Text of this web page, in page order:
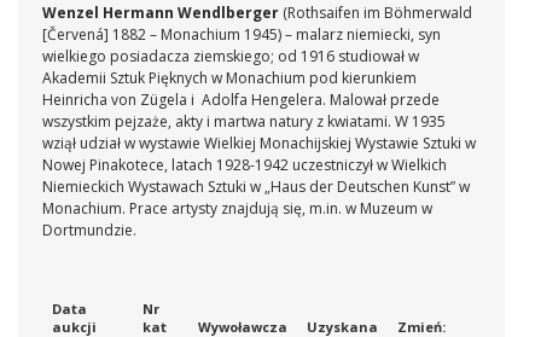
Wenzel Hermann Wendlberger (Rothsaifen im Böhmerwald
[Červená] 1882 – Monachium 1945) – malarz niemiecki, syn
wielkiego posiadacza ziemskiego; od 1916 studiował w
Akademii Sztuk Pięknych w Monachium pod kierunkiem
Heinricha von Zügela i Adolfa Hengelera. Malował przede
wszystkim pejzaże, akty i martwa natury z kwiatami. W 1935
wziął udział w wystawie Wielkiej Monachijskiej Wystawie Sztuki w
Nowej Pinakotece, latach 1928-1942 uczestniczył w Wielkich
Niemieckich Wystawach Sztuki w „Haus der Deutschen Kunst” w
Monachium. Prace artysty znajdują się, m.in. w Muzeum w
Dortmundzie.
Data
aukcji
Nr
kat
Wywoławcza Uzyskana Zmień: